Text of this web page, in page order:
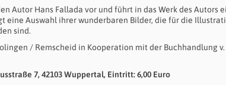
Autor Hans Fallada vor und führt in das Werk des Autors
eine Auswahl ihrer wunderbaren Bilder, die für die
sind.
/ Remscheid in Kooperation mit der Buchhandlung v.
7, 42103 Wuppertal, Eintritt: 6,00 Euro